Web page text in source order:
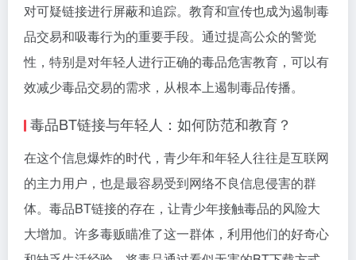
对可疑链接进行屏蔽和追踪。教育和宣传也成为遏制毒
品交易和吸毒行为的重要手段。通过提高公众的警觉
性，特别是对年轻人进行正确的毒品危害教育，可以有
效减少毒品交易的需求，从根本上遏制毒品传播。
毒品BT链接与年轻人：如何防范和教育？
在这个信息爆炸的时代，青少年和年轻人往往是互联网
的主力用户，也是最容易受到网络不良信息侵害的群
体。毒品BT链接的存在，让青少年接触毒品的风险大
大增加。许多毒贩瞄准了这一群体，利用他们的好奇心